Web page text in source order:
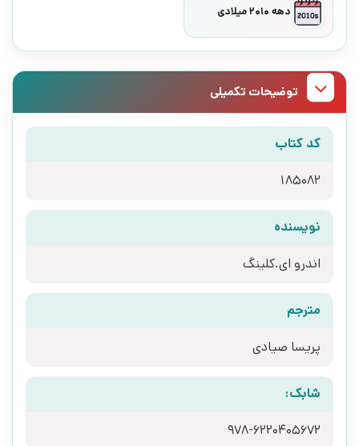
دهه 2010 میلادی
توضیحات تکمیلی
کد کتاب
185082
نویسنده
اندرو ای.کلینگ
مترجم
پریسا صیادی
شابک:
978-6220405672